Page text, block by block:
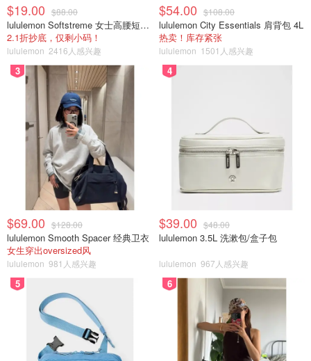
$19.00 $88.00
lululemon Softstreme 女士高腰短裤 10cm
2.1折抄底，仅剩小码！
lululemon 2416人感兴趣
$54.00 $108.00
lululemon City Essentials 肩背包 4L
热卖！库存紧张
lululemon 1501人感兴趣
3
$69.00 $128.00
lululemon Smooth Spacer 经典卫衣
女生穿出oversized风
lululemon 981人感兴趣
4
$39.00 $48.00
lululemon 3.5L 洗漱包/盒子包
lululemon 967人感兴趣
5 6